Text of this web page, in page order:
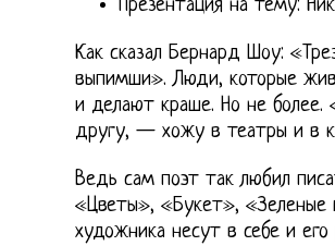
Презентация на тему:
Как сказал Бернард Шоу:
выпимши». Люди, которые
и делают краше. Но не
другу, — хожу в театры и в
Ведь сам поэт так любил
«Цветы», «Букет», «Зеленые
художника несут в себе и